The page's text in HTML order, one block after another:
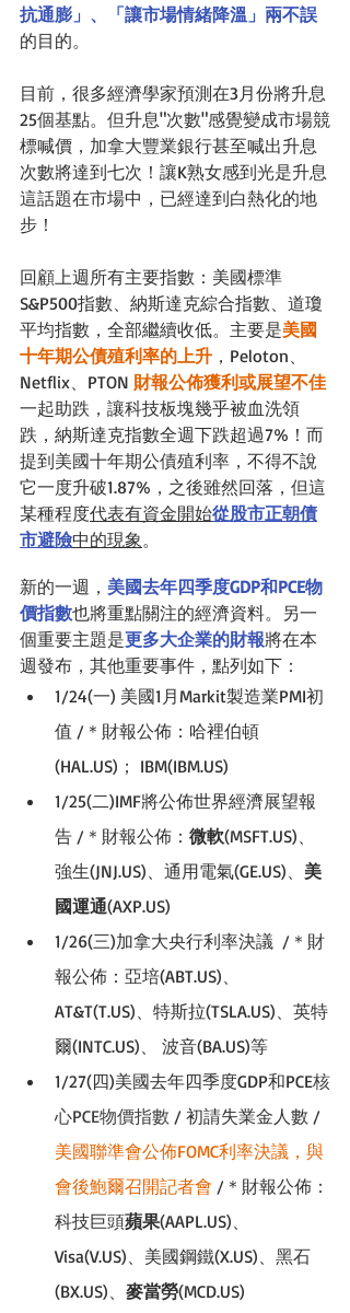
抗通膨」、「讓市場情緒降溫」兩不誤
的目的。
目前，很多經濟學家預測在3月份將升息
25個基點。但升息"次數"感覺變成市場競
標喊價，加拿大豐業銀行甚至喊出升息
次數將達到七次！讓K熟女感到光是升息
這話題在市場中，已經達到白熱化的地
步！
回顧上週所有主要指數： 美國標準
S&P500指數
納斯達克綜合指數
道瓊
平均指數 ，全部繼續收低。主要是美國
十年期公債殖利率的上升 ，Peloton、
Netflix、PTON 財報公佈獲利或展望不佳
一起助跌，讓科技板塊幾乎被血洗領
跌，納斯達克指數全週下跌超過7%！而
提到美國十年期公債殖利率，不得不說
它一度升破1.87%，之後雖然回落，但這
某種程度代表有資金開始從股市正朝債
市避險中的現象 。
新的一週， 美國去年四季度GDP和PCE物
價指數也將重點關注的經濟資料。另一
個重要主題是更多大企業的財報將在本
週發布 ，其他重要事件，點列如下：
1/24(一) 美國1月Markit製造業PMI初
值 / ＊ 財報公佈：哈裡伯頓
(HAL.US)； IBM(IBM.US)
1/25(二)IMF將公佈世界經濟展望報
告 / ＊ 財報公佈： 微軟(MSFT.US)、
強生(JNJ.US)、通用電氣(GE.US)、 美
國運通(AXP.US)
1/26(三)加拿大央行利率決議  / ＊ 財
報公佈：亞培(ABT.US)、
AT&T(T.US)、特斯拉(TSLA.US)、英特
爾(INTC.US)、 波音(BA.US)等
1/27(四)美國去年四季度GDP和PCE核
心PCE物價指數 / 初請失業金人數 /
美國聯準會公佈FOMC利率決議，與
會後鮑爾召開記者會 / ＊ 財報公佈：
科技巨頭蘋果(AAPL.US)、
Visa(V.US)、美國鋼鐵(X.US)、黑石
(BX.US)、 麥當勞(MCD.US)